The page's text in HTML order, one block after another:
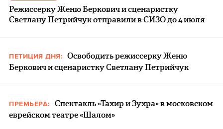
Режиссерку Женю Беркович и сценаристку
Светлану Петрийчук отправили в СИЗО до 4 июля
ПЕТИЦИЯ ДНЯ: Освободить режиссерку Женю
Беркович и сценаристку Светлану Петрийчук
ПРЕМЬЕРА:
Спектакль «Тахир и Зухра» в московском
еврейском театре «Шалом»